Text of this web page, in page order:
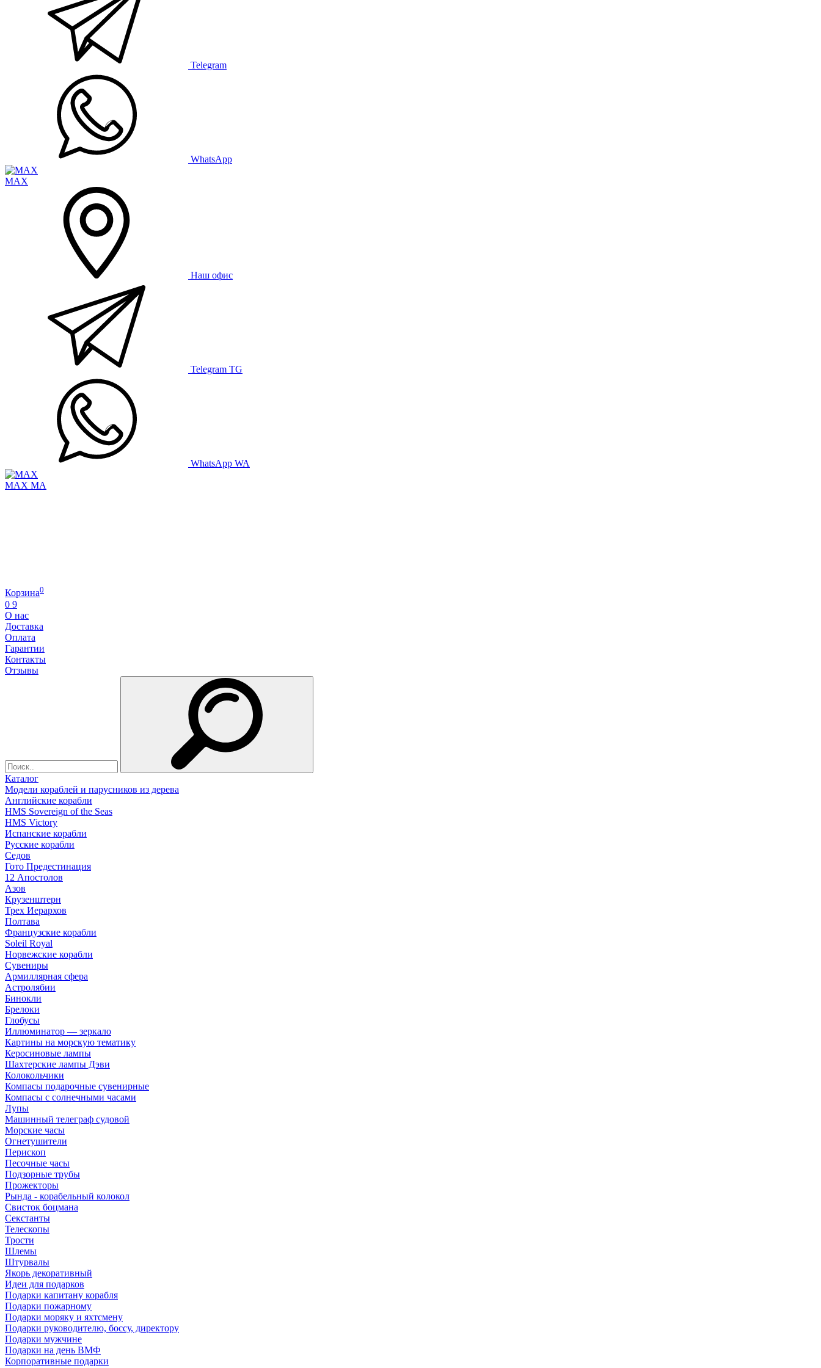
Telegram
WhatsApp
MAX
Наш офис
Telegram TG
WhatsApp WA
MAX MA
Корзина0
0 9
О нас
Доставка
Оплата
Гарантии
Контакты
Отзывы
Каталог
Модели кораблей и парусников из дерева
Английские корабли
HMS Sovereign of the Seas
HMS Victory
Испанские корабли
Русские корабли
Седов
Гото Предестинация
12 Апостолов
Азов
Крузенштерн
Трех Иерархов
Полтава
Французские корабли
Soleil Royal
Норвежские корабли
Сувениры
Армиллярная сфера
Астролябии
Бинокли
Брелоки
Глобусы
Иллюминатор — зеркало
Картины на морскую тематику
Керосиновые лампы
Шахтерские лампы Дэви
Колокольчики
Компасы подарочные сувенирные
Компасы с солнечными часами
Лупы
Машинный телеграф судовой
Морские часы
Огнетушители
Перископ
Песочные часы
Подзорные трубы
Прожекторы
Рында - корабельный колокол
Свисток боцмана
Секстанты
Телескопы
Трости
Шлемы
Штурвалы
Якорь декоративный
Идеи для подарков
Подарки капитану корабля
Подарки пожарному
Подарки моряку и яхтсмену
Подарки руководителю, боссу, директору
Подарки мужчине
Подарки на день ВМФ
Корпоративные подарки